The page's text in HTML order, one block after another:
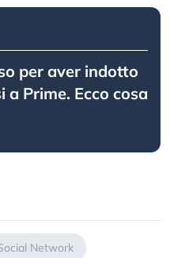
per aver indotto
Prime. Ecco cosa
Network